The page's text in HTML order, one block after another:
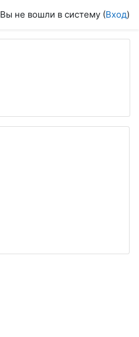
Вы не вошли в систему (Вход)